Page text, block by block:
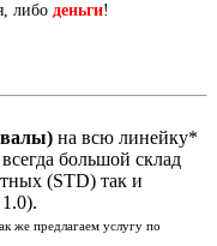
либо деньги!
на всю линейку*
большой склад
(STD) так и
же предлагаем услугу по